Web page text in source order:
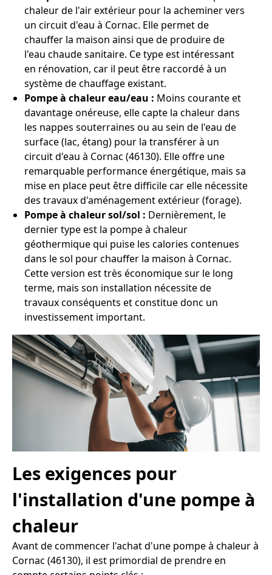
chaleur de l'air extérieur pour la acheminer vers
un circuit d'eau à Cornac. Elle permet de
chauffer la maison ainsi que de produire de
l'eau chaude sanitaire. Ce type est intéressant
en rénovation, car il peut être raccordé à un
système de chauffage existant.
Pompe à chaleur eau/eau : Moins courante et
davantage onéreuse, elle capte la chaleur dans
les nappes souterraines ou au sein de l'eau de
surface (lac, étang) pour la transférer à un
circuit d'eau à Cornac (46130). Elle offre une
remarquable performance énergétique, mais sa
mise en place peut être difficile car elle nécessite
des travaux d'aménagement extérieur (forage).
Pompe à chaleur sol/sol : Dernièrement, le
dernier type est la pompe à chaleur
géothermique qui puise les calories contenues
dans le sol pour chauffer la maison à Cornac.
Cette version est très économique sur le long
terme, mais son installation nécessite de
travaux conséquents et constitue donc un
investissement important.
Les exigences pour
l'installation d'une pompe à
chaleur
Avant de commencer l'achat d'une pompe à chaleur à
Cornac (46130), il est primordial de prendre en